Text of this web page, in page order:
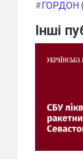
#ГОРДОН
Інші